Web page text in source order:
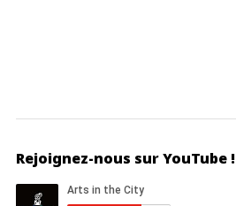
Rejoignez-nous sur YouTube !